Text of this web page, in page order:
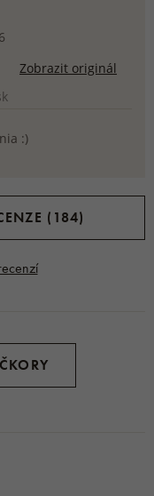
Zobrazit originál
:)
(184)